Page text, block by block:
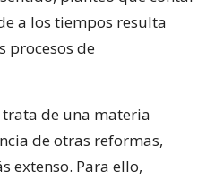
a los tiempos resulta
procesos de
de una materia
de otras reformas,
extenso. Para ello,